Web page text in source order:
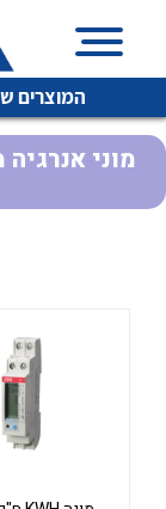
המוצרים
מיתוג, בקרה ,
זיווד
מוני